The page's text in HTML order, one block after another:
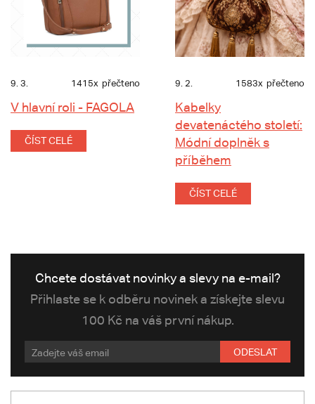
9. 3. 1415x přečteno
V hlavní roli - FAGOLA
ČÍST CELÉ
9. 2. 1583x přečteno
Kabelky
devatenáctého století:
Módní doplněk s
příběhem
ČÍST CELÉ
Chcete dostávat novinky a slevy na e-mail?
Přihlaste se k odběru novinek a získejte slevu
100 Kč na váš první nákup.
ODESLAT